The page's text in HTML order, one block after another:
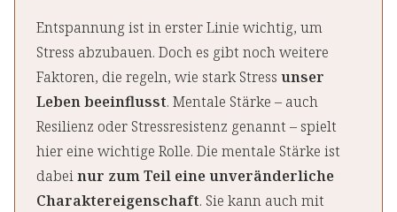
Entspannung ist in erster Linie wichtig, um
Stress abzubauen. Doch es gibt noch weitere
Faktoren, die regeln, wie stark Stress unser
Leben beeinflusst. Mentale Stärke – auch
Resilienz oder Stressresistenz genannt – spielt
hier eine wichtige Rolle. Die mentale Stärke ist
dabeinur zum Teil eine unveränderliche
Charaktereigenschaft. Sie kann auch mit